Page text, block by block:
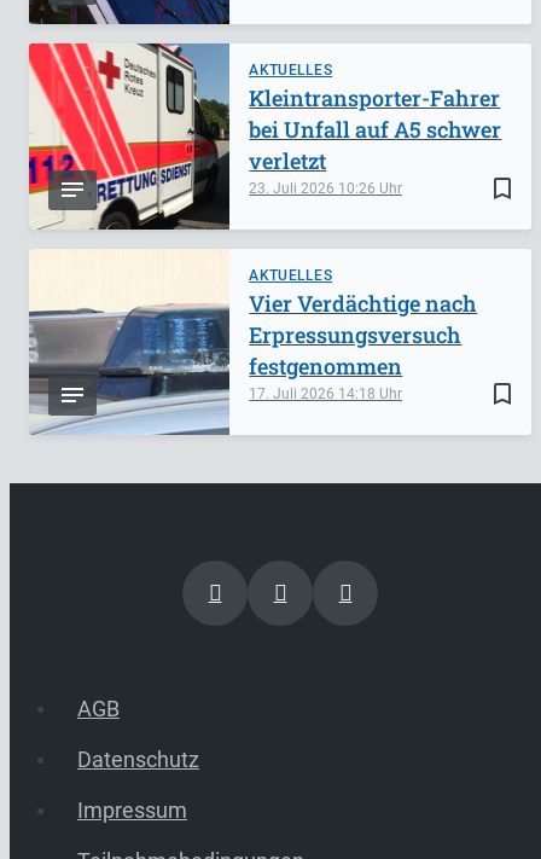
AKTUELLES
bookmark_border
23. Juli 2026 10:26
Kleintransporter-Fahrer
bei Unfall auf A5 schwer
verletzt
AKTUELLES
bookmark_border
17. Juli 2026 14:18
Vier Verdächtige nach
Erpressungsversuch
festgenommen
AGB
Datenschutz
Impressum